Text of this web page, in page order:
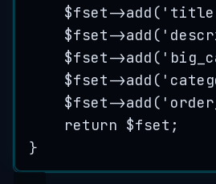
$fset->add ( ' title
$fset->add ( '
$fset->add ( '
$fset->add ( '
$fset->add ( '
return $fset ;
}